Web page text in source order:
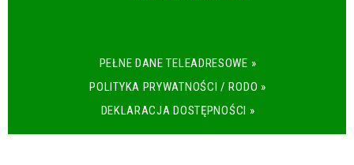
PEŁNE DANE TELEADRESOWE »
POLITYKA PRYWATNOŚCI / RODO »
DEKLARACJA DOSTĘPNOŚCI »